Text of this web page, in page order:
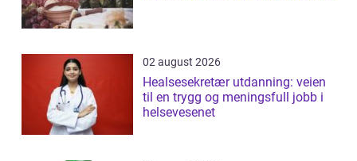
02 august 2026
Healsesekretær utdanning: veien
til en trygg og meningsfull jobb i
helsevesenet